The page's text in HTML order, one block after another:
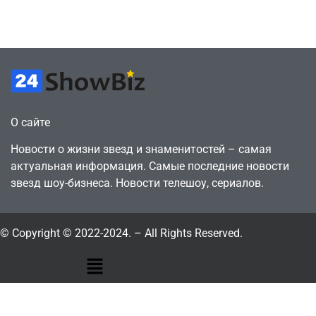
О сайте
Новости о жизни звезд и знаменитостей – самая
актуальная информация. Самые последние новости
звезд шоу-бизнеса. Новости телешоу, сериалов.
© Copyright © 2022-2024. – All Rights Reserved.